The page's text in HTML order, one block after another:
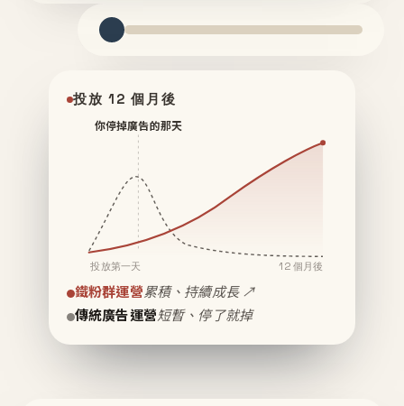
投放 12 個月後
你停掉廣告的那天
投放第一天 12 個月後
鐵粉群運營累積、持續成長 ↗
傳統廣告運營短暫、停了就掉